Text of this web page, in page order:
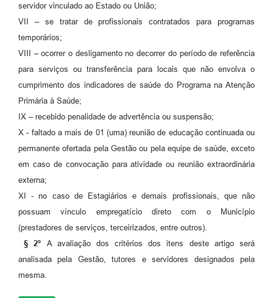
servidor vinculado ao Estado ou União;
VII – se tratar de profissionais contratados para programas
temporários;
VIII – ocorrer o desligamento no decorrer do período de referência
para serviços ou transferência para locais que não envolva o
cumprimento dos indicadores de saúde do Programa na Atenção
Primária à Saúde;
IX – recebido penalidade de advertência ou suspensão;
X - faltado a mais de 01 (uma) reunião de educação continuada ou
permanente ofertada pela Gestão ou pela equipe de saúde, exceto
em caso de convocação para atividade ou reunião extraordinária
externa;
XI - no caso de Estagiários e demais profissionais, que não
possuam vínculo empregatício direto com o Município
(prestadores de serviços, terceirizados, entre outros).
§ 2º A avaliação dos critérios dos itens deste artigo será
analisada pela Gestão, tutores e servidores designados pela
mesma.